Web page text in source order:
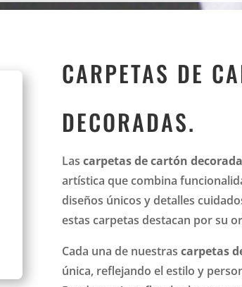
CARPETAS DE
DECORADAS.
Lascarpetas de cartón
artística que combina
diseños únicos y detalles
estas carpetas destacan por su
Cada una de nuestrascarpetas
única, reflejando el estilo y